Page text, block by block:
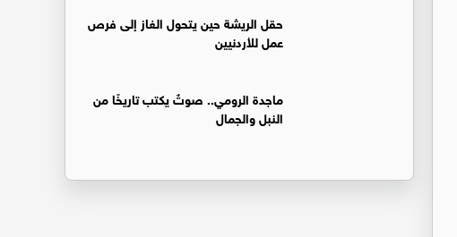
حقل الريشة حين يتحول الغاز إلى فرص
عمل للأردنيين
ماجدة الرومي.. صوتٌ يكتب تاريخًا من
النبل والجمال